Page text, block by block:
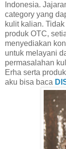
Indonesia.
category yang
kulit kalian.
produk OTC,
menyediakan
untuk melayani
permasalahan
Erha serta
aku bisa baca